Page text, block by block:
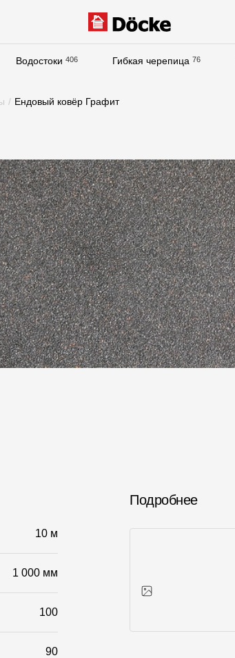
Водостоки 406 Гибкая черепица 76
Технические листы
Рекламные материалы
Сертификаты
Гарантии
Чертежи
Текстуры
Фото объектов
Вопрос-ответ/Faq
Статьи
/ Ендовый ковёр Графит
10 м
1 000 мм
100
90
Подробнее